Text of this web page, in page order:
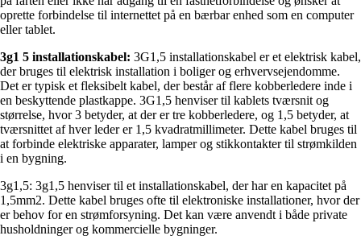
oprette forbindelse til internettet på en bærbar enhed som en computer
eller tablet.
3g1 5 installationskabel: 3G1,5 installationskabel er et elektrisk kabel,
der bruges til elektrisk installation i boliger og erhvervsejendomme.
Det er typisk et fleksibelt kabel, der består af flere kobberledere inde i
en beskyttende plastkappe. 3G1,5 henviser til kablets tværsnit og
størrelse, hvor 3 betyder, at der er tre kobberledere, og 1,5 betyder, at
tværsnittet af hver leder er 1,5 kvadratmillimeter. Dette kabel bruges til
at forbinde elektriske apparater, lamper og stikkontakter til strømkilden
i en bygning.
3g1,5: 3g1,5 henviser til et installationskabel, der har en kapacitet på
1,5mm2. Dette kabel bruges ofte til elektroniske installationer, hvor der
er behov for en strømforsyning. Det kan være anvendt i både private
husholdninger og kommercielle bygninger.